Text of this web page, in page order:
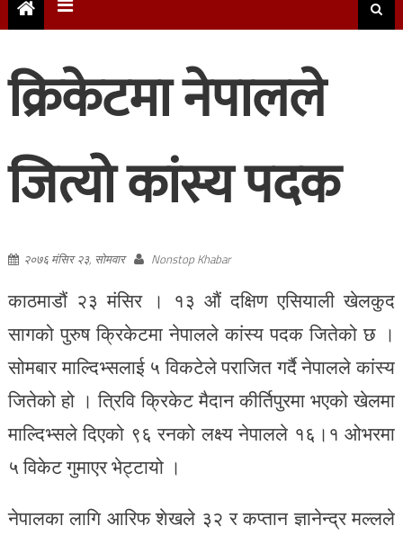
क्रिकेटमा नेपालले
जित्यो कांस्य पदक
२०७६ मंसिर २३, सोमवार Nonstop Khabar
काठमाडौं २३ मंसिर । १३ औं दक्षिण एसियाली खेलकुद
सागको पुरुष क्रिकेटमा नेपालले कांस्य पदक जितेको छ ।
सोमबार माल्दिभ्सलाई ५ विकटेले पराजित गर्दै नेपालले कांस्य
जितेको हो । त्रिवि क्रिकेट मैदान कीर्तिपुरमा भएको खेलमा
माल्दिभ्सले दिएको ९६ रनको लक्ष्य नेपालले १६।१ ओभरमा
५ विकेट गुमाएर भेट्टायो ।
नेपालका लागि आरिफ शेखले ३२ र कप्तान ज्ञानेन्द्र मल्लले